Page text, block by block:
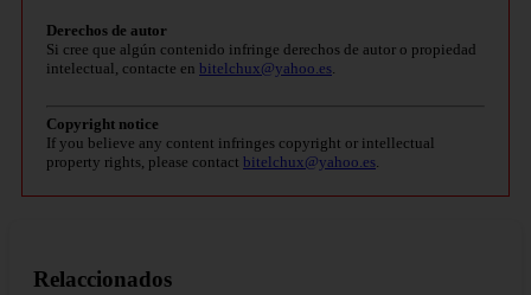
Derechos de autor
Si cree que algún contenido infringe derechos de autor o propiedad
intelectual, contacte en bitelchux@yahoo.es.
Copyright notice
If you believe any content infringes copyright or intellectual
property rights, please contact bitelchux@yahoo.es.
Relaccionados